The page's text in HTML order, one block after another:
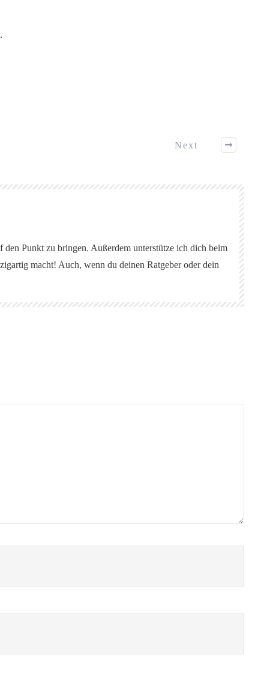
Next
Punkt zu bringen. Außerdem unterstütze ich dich beim
macht! Auch, wenn du deinen Ratgeber oder dein